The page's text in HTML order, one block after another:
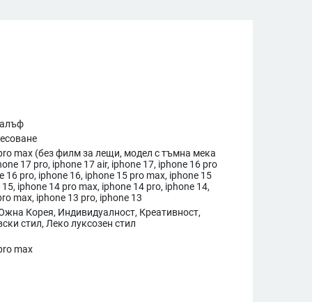
max (без филм за лещи, модел с тъмна мека
17 pro, iphone 17 air, iphone 17, iphone 16 pro
16 pro, iphone 16, iphone 15 pro max, iphone 15
iphone 14 pro max, iphone 14 pro, iphone 14,
max, iphone 13 pro, iphone 13
Корея, Индивидуалност, Креативност,
стил, Леко луксозен стил
max